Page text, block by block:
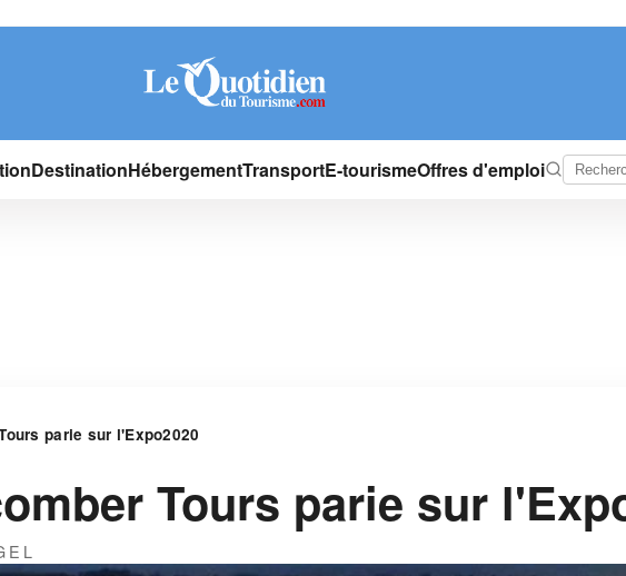
DestinationHébergementTransportE-tourismeOffres d'emploi
parie sur l'Expo2020
Tours parie sur